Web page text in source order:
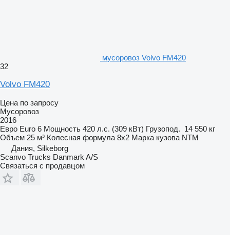
мусоровоз Volvo FM420
32
Volvo FM420
Цена по запросу
Мусоровоз
2016
Евро Euro 6 Мощность 420 л.с. (309 кВт) Грузопод. 14 550 кг
Объем 25 м³ Колесная формула 8x2 Марка кузова NTM
Дания, Silkeborg
Scanvo Trucks Danmark A/S
Связаться с продавцом